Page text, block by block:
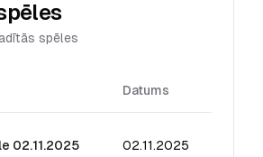
spēles
Datums
02.11.2025 02.11.2025